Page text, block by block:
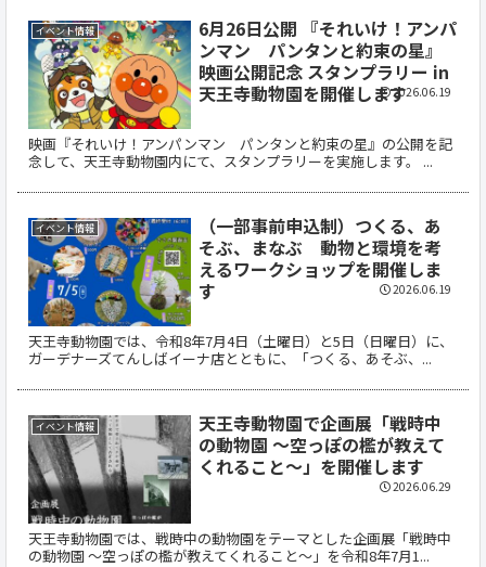
イベント情報
6月26日公開 『それいけ！アンパ
ンマン パンタンと約束の星』
映画公開記念 スタンプラリー in
天王寺動物園を開催します
映画『それいけ！アンパンマン パンタンと約束の星』の公開を記
念して、天王寺動物園内にて、スタンプラリーを実施します。 ...
2026.06.19
イベント情報
（一部事前申込制）つくる、あ
そぶ、まなぶ 動物と環境を考
えるワークショップを開催しま
す
天王寺動物園では、令和8年7月4日（土曜日）と5日（日曜日）に、
ガーデナーズてんしばイーナ店とともに、「つくる、あそぶ、...
2026.06.19
イベント情報
天王寺動物園で企画展「戦時中
の動物園 ～空っぽの檻が教えて
くれること～」を開催します
天王寺動物園では、戦時中の動物園をテーマとした企画展「戦時中
の動物園 ～空っぽの檻が教えてくれること～」を令和8年7月1...
2026.06.29